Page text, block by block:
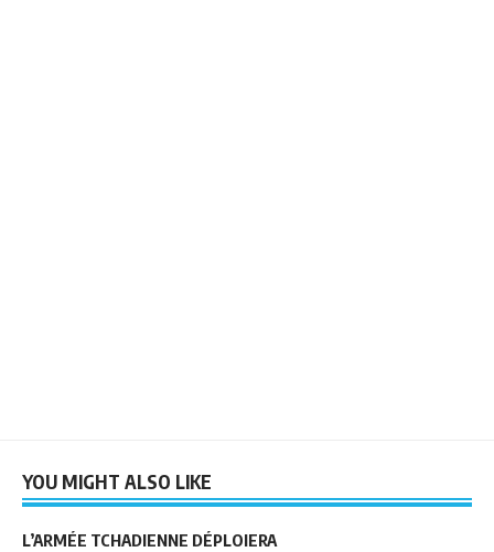
YOU MIGHT ALSO LIKE
L’ARMÉE TCHADIENNE DÉPLOIERA